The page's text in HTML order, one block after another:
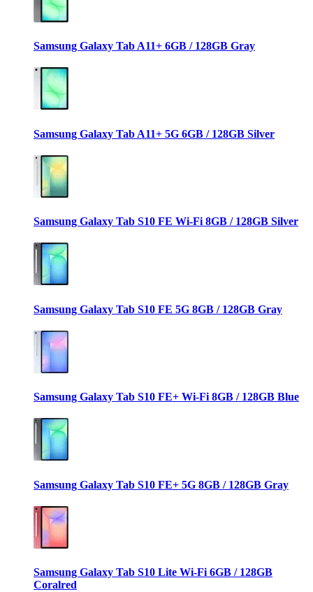
Samsung Galaxy Tab A11+ 6GB / 128GB Gray
Samsung Galaxy Tab A11+ 5G 6GB / 128GB Silver
Samsung Galaxy Tab S10 FE Wi-Fi 8GB / 128GB Silver
Samsung Galaxy Tab S10 FE 5G 8GB / 128GB Gray
Samsung Galaxy Tab S10 FE+ Wi-Fi 8GB / 128GB Blue
Samsung Galaxy Tab S10 FE+ 5G 8GB / 128GB Gray
Samsung Galaxy Tab S10 Lite Wi-Fi 6GB / 128GB
Coralred